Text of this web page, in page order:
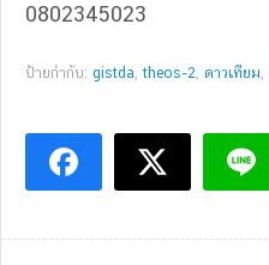
0802345023
ป้ายกำกับ: gistda,theos-2, ดาวเทียม,